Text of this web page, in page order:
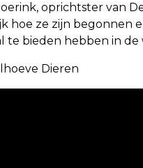
oprichtster van
hoe ze zijn begonnen
te bieden hebben in de